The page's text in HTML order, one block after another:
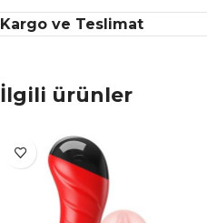
Kargo ve Teslimat
İlgili ürünler